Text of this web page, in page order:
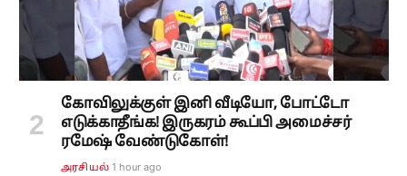
கோவிலுக்குள் இனி வீடியோ, போட்டோ
எடுக்காதீங்க! இருகரம் கூப்பி அமைச்சர்
ரமேஷ் வேண்டுகோள்!
அரசியல் 1 hour ago